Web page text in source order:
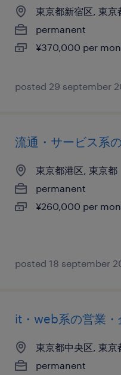
東京都新宿区, 東京
permanent
¥370,000 per
posted 29 september
流通・サービス系
東京都港区, 東京都
permanent
¥260,000 per
posted 18 september
it・web系の営業・
東京都中央区, 東京
permanent